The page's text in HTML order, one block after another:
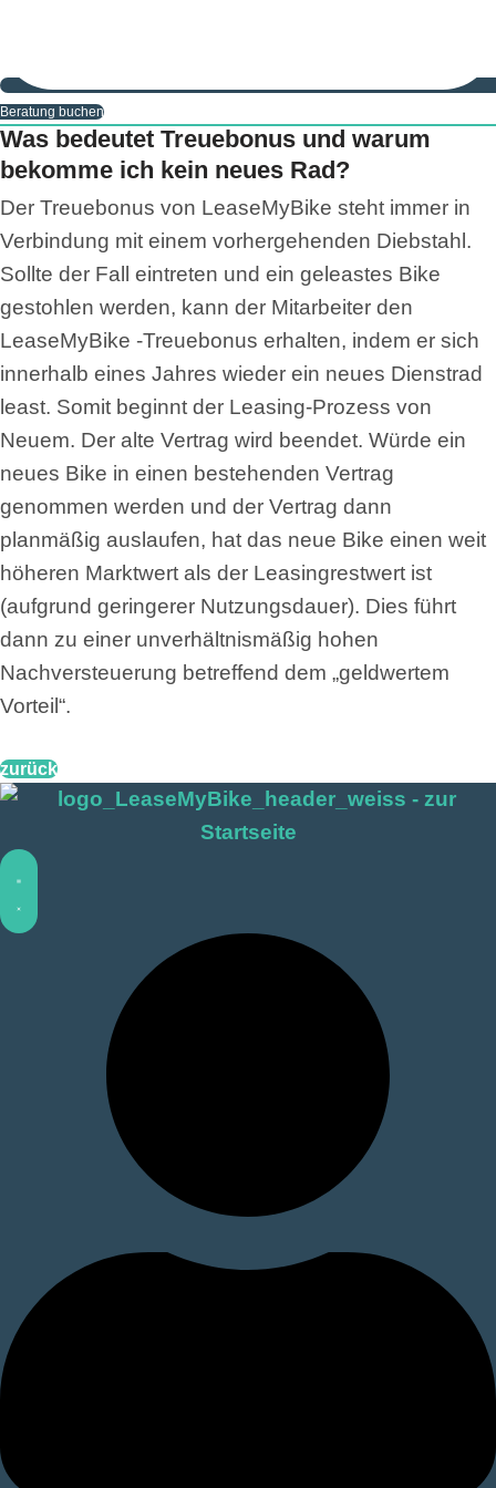
Beratung buchen
Was bedeutet Treuebonus und warum
bekomme ich kein neues Rad?
Der Treuebonus von LeaseMyBike steht immer in
Verbindung mit einem vorhergehenden Diebstahl.
Sollte der Fall eintreten und ein geleastes Bike
gestohlen werden, kann der Mitarbeiter den
LeaseMyBike -Treuebonus erhalten, indem er sich
innerhalb eines Jahres wieder ein neues Dienstrad
least. Somit beginnt der Leasing-Prozess von
Neuem. Der alte Vertrag wird beendet. Würde ein
neues Bike in einen bestehenden Vertrag
genommen werden und der Vertrag dann
planmäßig auslaufen, hat das neue Bike einen weit
höheren Marktwert als der Leasingrestwert ist
(aufgrund geringerer Nutzungsdauer). Dies führt
dann zu einer unverhältnismäßig hohen
Nachversteuerung betreffend dem „geldwertem
Vorteil“.
zurück